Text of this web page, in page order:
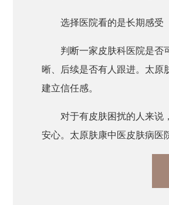
选择医院看的是长期感受
判断一家皮肤科医院是否
晰、后续是否有人跟进。太原
建立信任感。
对于有皮肤困扰的人来说
安心。太原肤康中医皮肤病医